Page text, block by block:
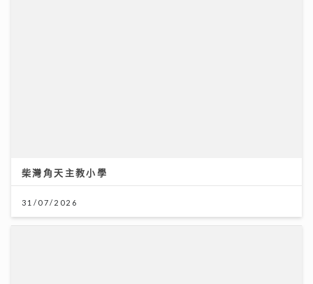
柴灣角天主教小學
31/07/2026